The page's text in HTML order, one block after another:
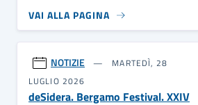
VAI ALLA PAGINA
NOTIZIE
MARTEDÌ, 28
LUGLIO 2026
deSidera. Bergamo Festival. XXIV